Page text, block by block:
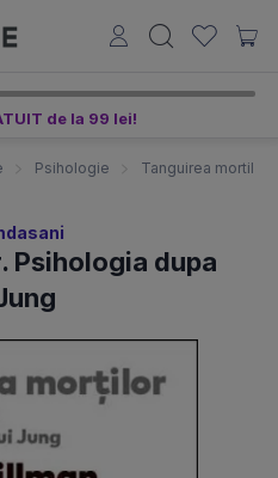
de la 99 lei!
Psihologie Tanguirea mortilor.
Psihologia dupa